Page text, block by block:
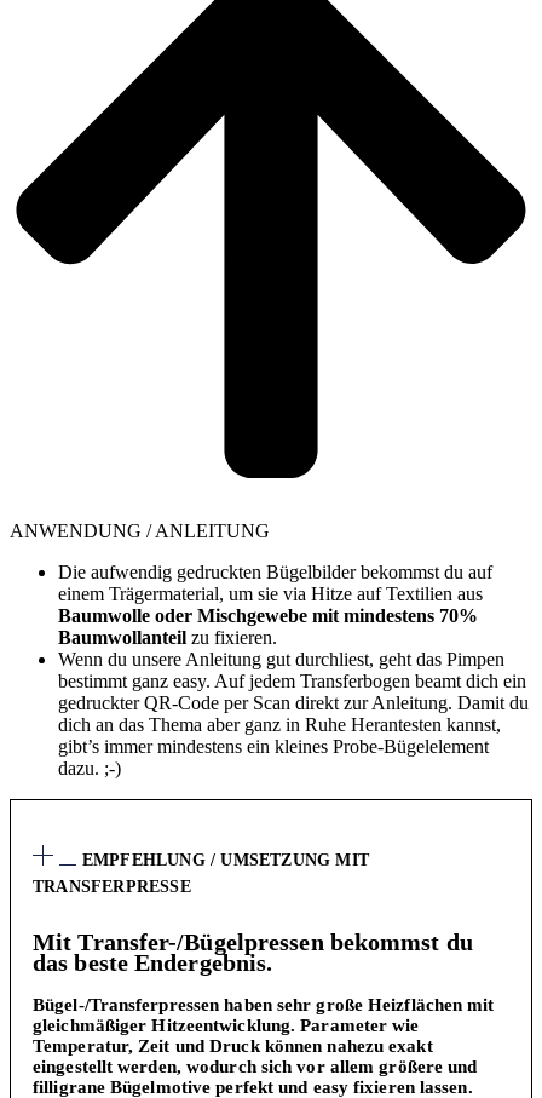
ANWENDUNG / ANLEITUNG
Die aufwendig gedruckten Bügelbilder bekommst du auf
einem Trägermaterial, um sie via Hitze auf Textilien aus
Baumwolle oder Mischgewebe mit mindestens 70%
Baumwollanteil zu fixieren.
Wenn du unsere Anleitung gut durchliest, geht das Pimpen
bestimmt ganz easy. Auf jedem Transferbogen beamt dich ein
gedruckter QR-Code per Scan direkt zur Anleitung. Damit du
dich an das Thema aber ganz in Ruhe Herantesten kannst,
gibt’s immer mindestens ein kleines Probe-Bügelelement
dazu. ;-)
EMPFEHLUNG / UMSETZUNG MIT
TRANSFERPRESSE
Mit Transfer-/Bügelpressen bekommst du
das beste Endergebnis.
Bügel-/Transferpressen haben sehr große Heizflächen mit
gleichmäßiger Hitzeentwicklung. Parameter wie
Temperatur, Zeit und Druck können nahezu exakt
eingestellt werden, wodurch sich vor allem größere und
filligrane Bügelmotive perfekt und easy fixieren lassen.